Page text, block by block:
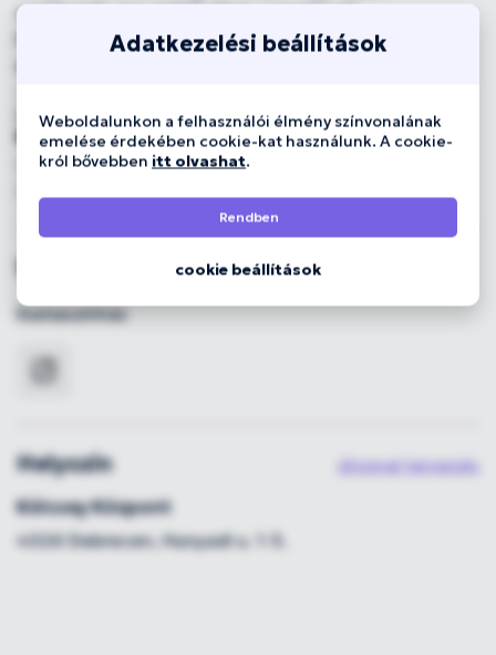
emlékeiről, üres hűtőkről és nem létező
főzőtudományáról - a felnőtté válásról és egy új
Elővételes belépőjegyek kaphatók:
:: Kölcsey Központ - Debrecen, Hunyadi u. 1-3.
Dumaszínház
Helyszín
útvonal tervezés
Kölcsey Központ
4026 Debrecen, Hunyadi u. 1-3.
Adatkezelési beállítások
Weboldalunkon a felhasználói élmény színvonalának
emelése érdekében cookie-kat használunk. A cookie-
król bővebben itt olvashat.
Rendben
cookie beállítások